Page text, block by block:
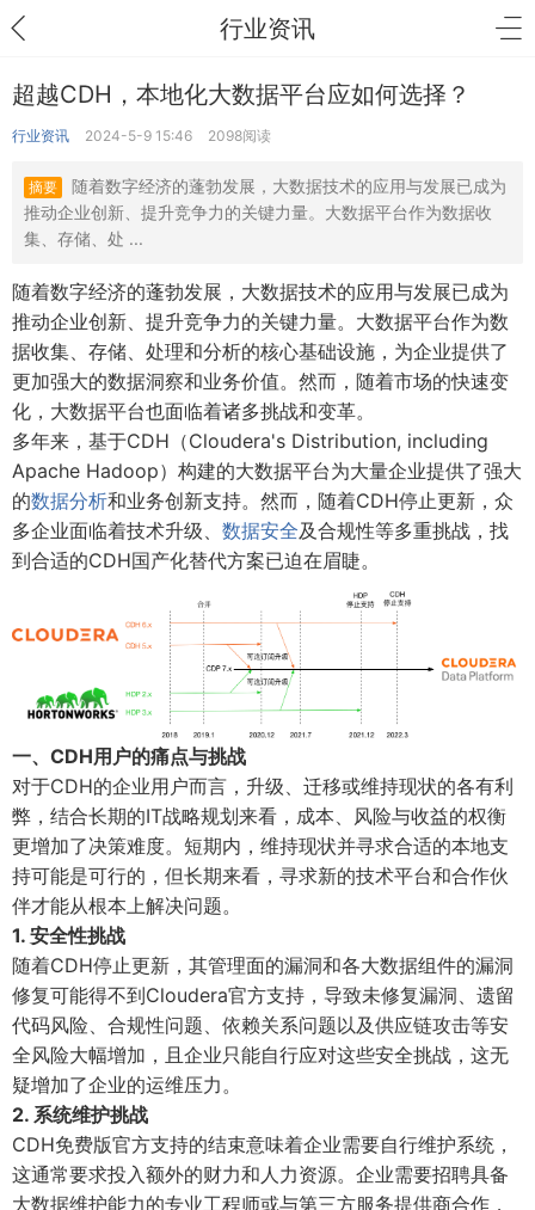
行业资讯
超越CDH，本地化大数据平台应如何选择？
行业资讯 2024-5-9 15:46 2098阅读
摘要
随着数字经济的蓬勃发展，大数据技术的应用与发展已成为
推动企业创新、提升竞争力的关键力量。大数据平台作为数据收
集、存储、处 ...
随着数字经济的蓬勃发展，大数据技术的应用与发展已成为
推动企业创新、提升竞争力的关键力量。大数据平台作为数
据收集、存储、处理和分析的核心基础设施，为企业提供了
更加强大的数据洞察和业务价值。然而，随着市场的快速变
化，大数据平台也面临着诸多挑战和变革。
多年来，基于CDH（Cloudera's Distribution, including
Apache Hadoop）构建的大数据平台为大量企业提供了强大
的数据分析和业务创新支持。然而，随着CDH停止更新，众
多企业面临着技术升级、 数据安全及合规性等多重挑战，找
到合适的CDH国产化替代方案已迫在眉睫。
一、CDH用户的痛点与挑战
对于CDH的企业用户而言，升级、迁移或维持现状的各有利
弊，结合长期的IT战略规划来看，成本、风险与收益的权衡
更增加了决策难度。短期内，维持现状并寻求合适的本地支
持可能是可行的，但长期来看，寻求新的技术平台和合作伙
伴才能从根本上解决问题。
1. 安全性挑战
随着CDH停止更新，其管理面的漏洞和各大数据组件的漏洞
修复可能得不到Cloudera官方支持，导致未修复漏洞、遗留
代码风险、合规性问题、依赖关系问题以及供应链攻击等安
全风险大幅增加，且企业只能自行应对这些安全挑战，这无
疑增加了企业的运维压力。
2. 系统维护挑战
CDH免费版官方支持的结束意味着企业需要自行维护系统，
这通常要求投入额外的财力和人力资源。企业需要招聘具备
大数据维护能力的专业工程师或与第三方服务提供商合作，